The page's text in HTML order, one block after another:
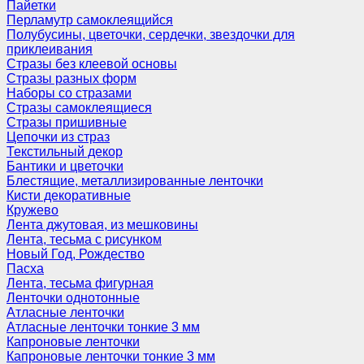
Пайетки
Перламутр самоклеящийся
Полубусины, цветочки, сердечки, звездочки для
приклеивания
Стразы без клеевой основы
Стразы разных форм
Наборы со стразами
Стразы самоклеящиеся
Стразы пришивные
Цепочки из страз
Текстильный декор
Бантики и цветочки
Блестящие, металлизированные ленточки
Кисти декоративные
Кружево
Лента джутовая, из мешковины
Лента, тесьма с рисунком
Новый Год, Рождество
Пасха
Лента, тесьма фигурная
Ленточки однотонные
Атласные ленточки
Атласные ленточки тонкие 3 мм
Капроновые ленточки
Капроновые ленточки тонкие 3 мм